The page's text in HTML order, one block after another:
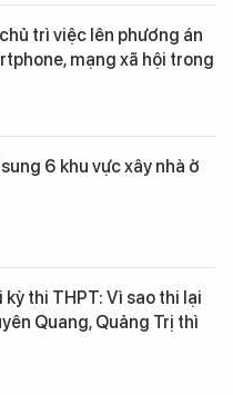
trì việc lên phương án
mạng xã hội trong
6 khu vực xây nhà ở
kỳ thi THPT: Vì sao thi lại
Quang, Quảng Trị thì